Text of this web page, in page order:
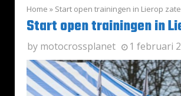
Home » Start open trainingen in Lierop
Start open trainingen in
by motocrossplanet 1 februari